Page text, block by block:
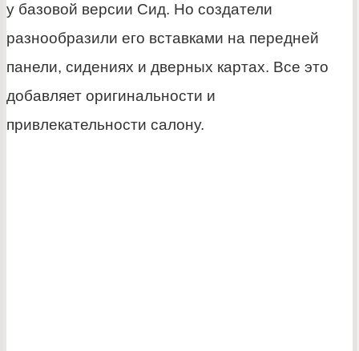
у базовой версии Сид. Но создатели
разнообразили его вставками на передней
панели, сидениях и дверных картах. Все это
добавляет оригинальности и
привлекательности салону.